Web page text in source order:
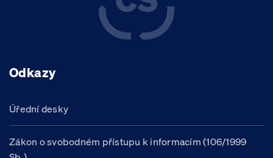
Odkazy
Úřední desky
Zákon o svobodném přístupu k informacím (106/1999